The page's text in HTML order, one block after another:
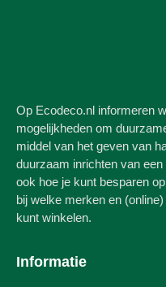
Op Ecodeco.nl informeren
mogelijkheden om
middel van het geven van
duurzaam inrichten van
ook hoe je kunt besparen
bij welke merken en
kunt winkelen.
Informatie